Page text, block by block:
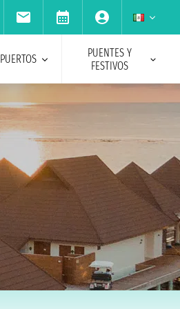
PUERTOS
PUENTES Y
FESTIVOS